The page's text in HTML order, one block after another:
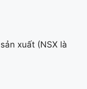
xuất (NSX là